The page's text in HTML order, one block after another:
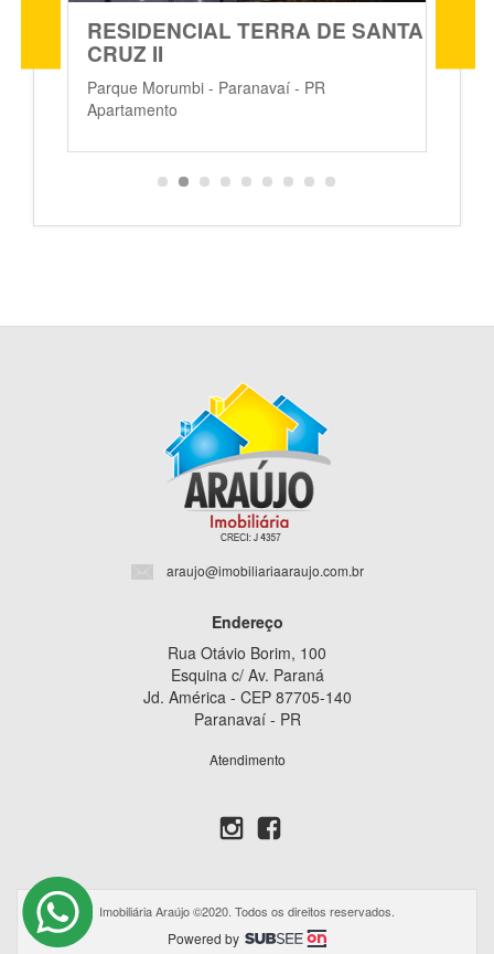
RESIDENCIAL TERRA DE SANTA
CRUZ II
Parque Morumbi - Paranavaí - PR
Apartamento
araujo@imobiliariaaraujo.com.br
Endereço
Rua Otávio Borim, 100
Esquina c/ Av. Paraná
Jd. América - CEP 87705-140
Paranavaí - PR
Atendimento
Imobiliária Araújo ©2020. Todos os direitos reservados.
Powered by